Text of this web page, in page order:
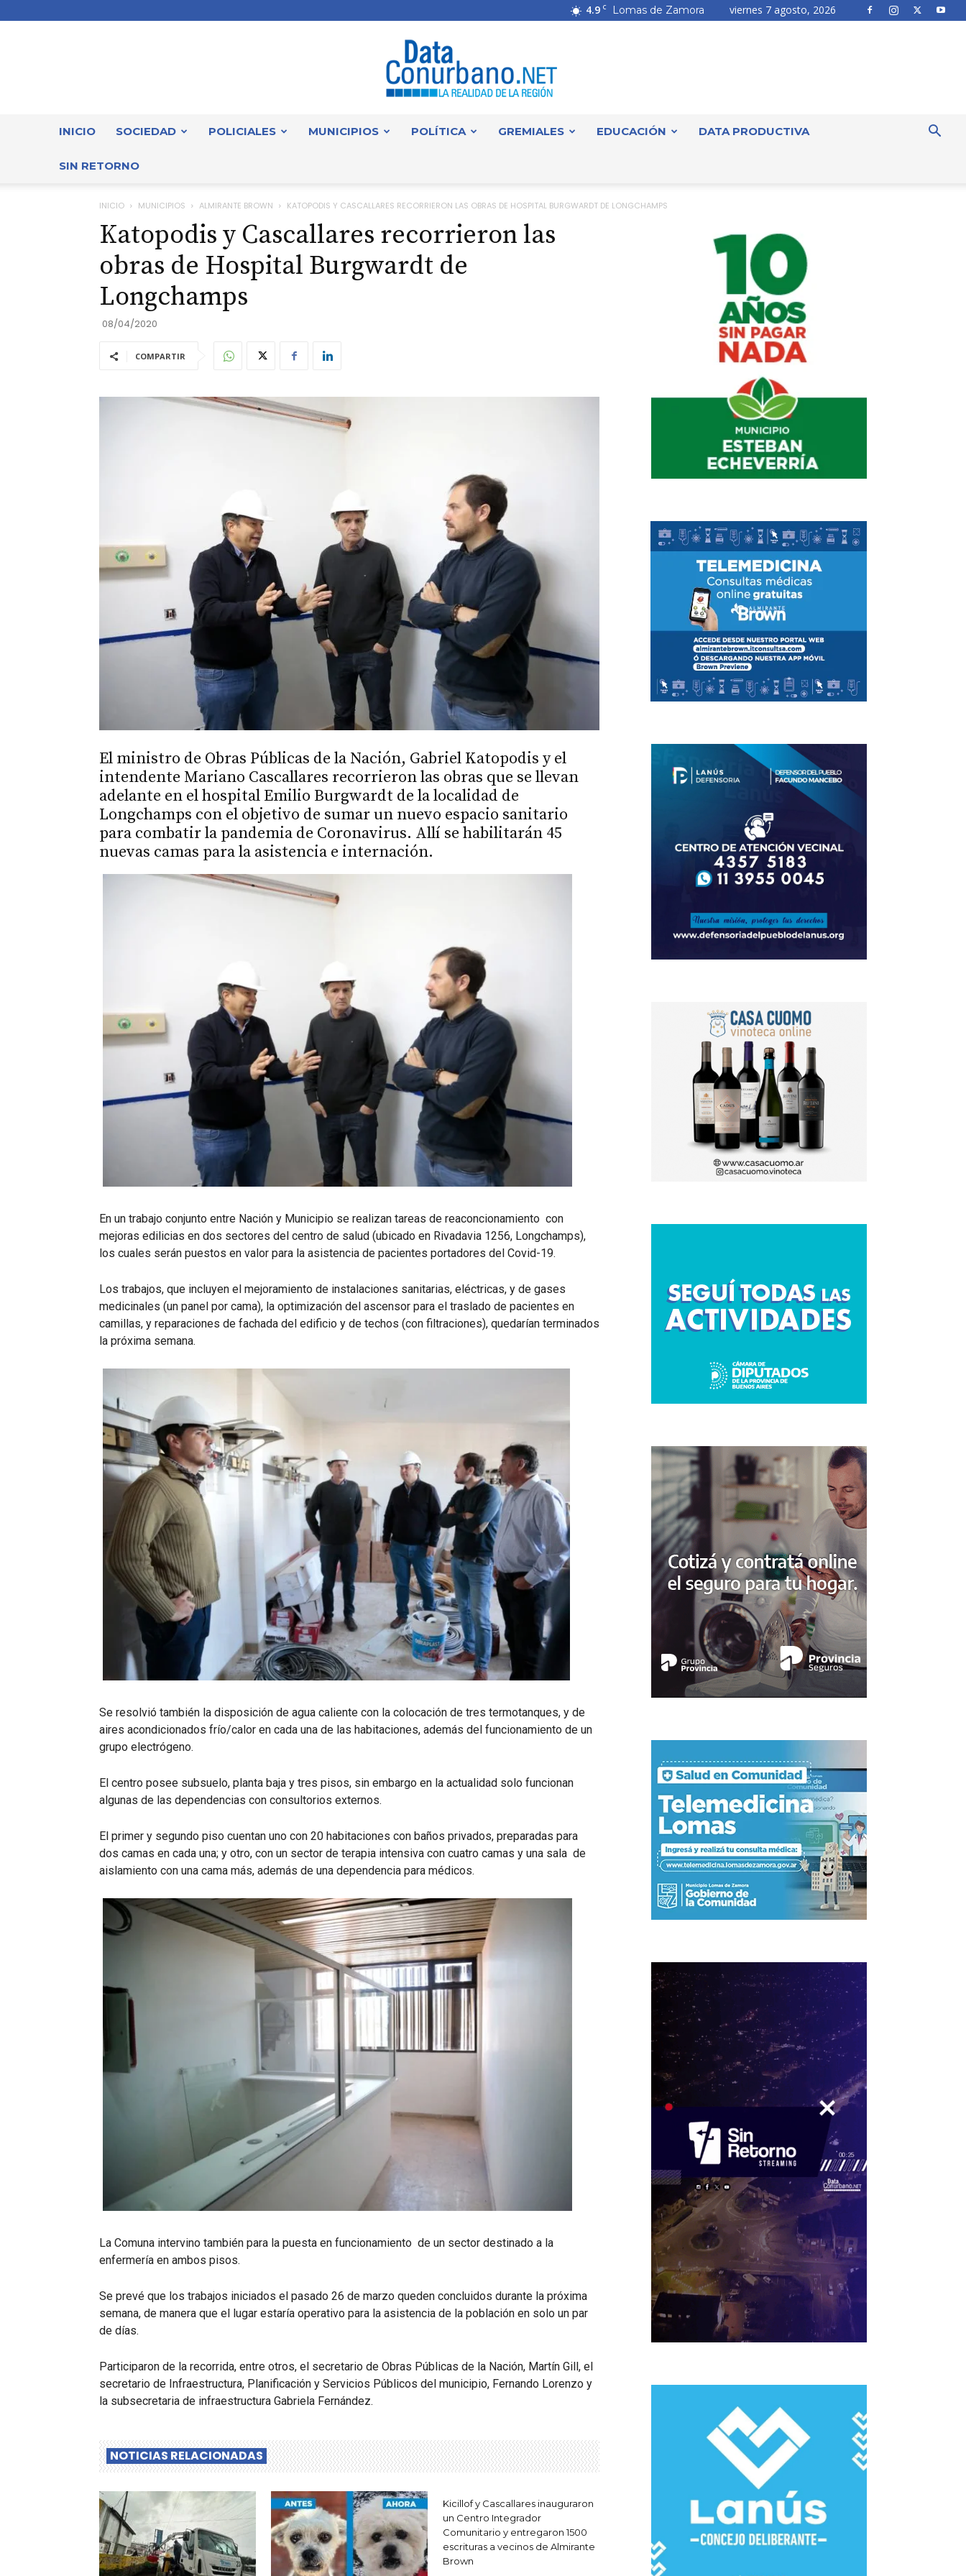
4.9 C Lomas de Zamora viernes 7 agosto, 2026
INICIO SOCIEDAD POLICIALES MUNICIPIOS POLÍTICA GREMIALES EDUCACIÓN DATA PRODUCTIVA
SIN RETORNO
INICIO MUNICIPIOS ALMIRANTE BROWN KATOPODIS Y CASCALLARES RECORRIERON LAS OBRAS DE HOSPITAL BURGWARDT DE LONGCHAMPS
Katopodis y Cascallares recorrieron las
obras de Hospital Burgwardt de
Longchamps
08/04/2020
COMPARTIR
El ministro de Obras Públicas de la Nación, Gabriel Katopodis y el
intendente Mariano Cascallares recorrieron las obras que se llevan
adelante en el hospital Emilio Burgwardt de la localidad de
Longchamps con el objetivo de sumar un nuevo espacio sanitario
para combatir la pandemia de Coronavirus. Allí se habilitarán 45
nuevas camas para la asistencia e internación.
En un trabajo conjunto entre Nación y Municipio se realizan tareas de reaconcionamiento con
mejoras edilicias en dos sectores del centro de salud (ubicado en Rivadavia 1256, Longchamps),
los cuales serán puestos en valor para la asistencia de pacientes portadores del Covid-19.
Los trabajos, que incluyen el mejoramiento de instalaciones sanitarias, eléctricas, y de gases
medicinales (un panel por cama), la optimización del ascensor para el traslado de pacientes en
camillas, y reparaciones de fachada del edificio y de techos (con filtraciones), quedarían terminados
la próxima semana.
Se resolvió también la disposición de agua caliente con la colocación de tres termotanques, y de
aires acondicionados frío/calor en cada una de las habitaciones, además del funcionamiento de un
grupo electrógeno.
El centro posee subsuelo, planta baja y tres pisos, sin embargo en la actualidad solo funcionan
algunas de las dependencias con consultorios externos.
El primer y segundo piso cuentan uno con 20 habitaciones con baños privados, preparadas para
dos camas en cada una; y otro, con un sector de terapia intensiva con cuatro camas y una sala de
aislamiento con una cama más, además de una dependencia para médicos.
La Comuna intervino también para la puesta en funcionamiento de un sector destinado a la
enfermería en ambos pisos.
Se prevé que los trabajos iniciados el pasado 26 de marzo queden concluidos durante la próxima
semana, de manera que el lugar estaría operativo para la asistencia de la población en solo un par
de días.
Participaron de la recorrida, entre otros, el secretario de Obras Públicas de la Nación, Martín Gill, el
secretario de Infraestructura, Planificación y Servicios Públicos del municipio, Fernando Lorenzo y
la subsecretaria de infraestructura Gabriela Fernández.
NOTICIAS RELACIONADAS
Kicillof y Cascallares inauguraron
un Centro Integrador
Comunitario y entregaron 1500
escrituras a vecinos de Almirante
Brown